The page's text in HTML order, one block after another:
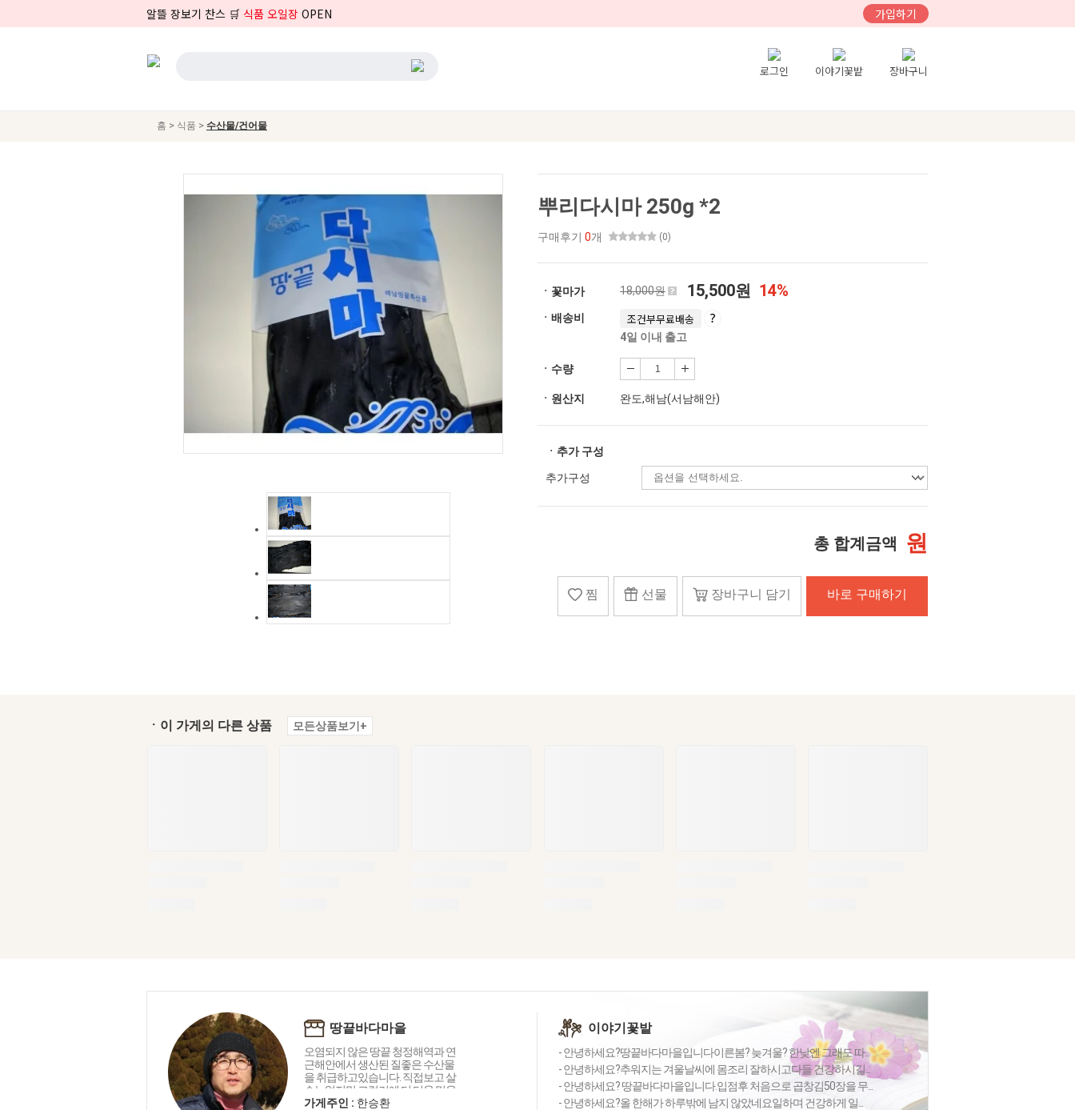
알뜰 장보기 찬스 🛒 식품 오일장 OPEN 가입하기
로그인 이야기꽃밭 장바구니
홈 > 식품 > 수산물/건어물
뿌리다시마 250g *2
구매후기 0개 (0)
ㆍ꽃마가 18,000원 15,500원 14%
ㆍ배송비 조건부무료배송
4일 이내 출고
ㆍ수량
ㆍ원산지 완도,해남(서남해안)
ㆍ추가 구성
추가구성
총 합계금액 원
찜 선물 장바구니 담기 바로 구매하기
ㆍ이 가게의 다른 상품 모든상품보기+
땅끝바다마을
오염되지 않은 땅끝 청정해역과 연
근해안에서 생산된 질좋은 수산물
을 취급하고있습니다. 직접보고 살
수는없지만 그렇기에 더 더욱 믿을
수있는 상품들로 한분 한분께 최선
가게주인 : 한승환
이야기꽃밭
- 안녕하세요?땅끝바다마을입니다이른봄? 늦겨울? 한낮엔 그래도 따...
- 안녕하세요?추워지는 겨울날씨에 몸조리 잘하시고다들 건강하시길...
- 안녕하세요? 땅끝바다마을입니다.입점후 처음으로 곱창김50장을 무...
- 안녕하세요?올 한해가 하루밖에 남지 않았네요일하며 건강하게 일...